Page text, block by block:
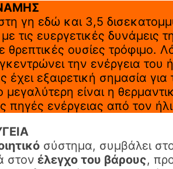
γη εδώ και 3,5
τις ευεργετικές
ουσίες τρόφιμο.
την ενέργεια
έχει εξαιρετική σημασία
είναι η
πηγές ενέργειας από τον
σύστημα, συμβάλει
στον έλεγχο του βάρους,